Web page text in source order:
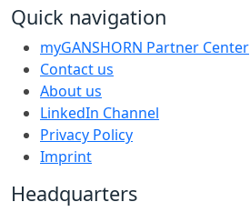
Quick navigation
myGANSHORN Partner Center
Contact us
About us
LinkedIn Channel
Privacy Policy
Imprint
Headquarters